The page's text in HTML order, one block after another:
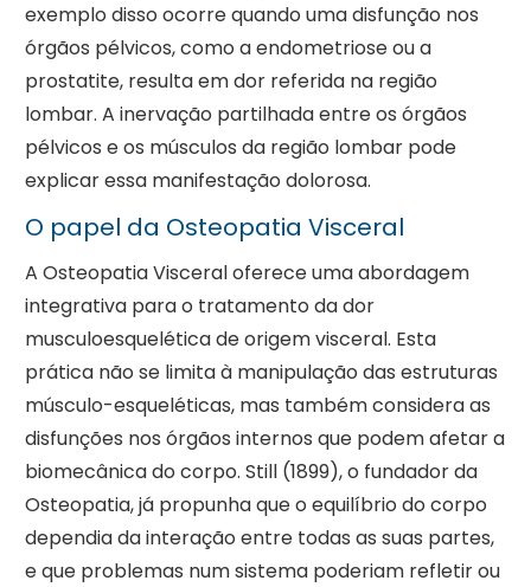
exemplo disso ocorre quando uma disfunção nos
órgãos pélvicos, como a endometriose ou a
prostatite, resulta em dor referida na região
lombar. A inervação partilhada entre os órgãos
pélvicos e os músculos da região lombar pode
explicar essa manifestação dolorosa.
O papel da Osteopatia Visceral
A Osteopatia Visceral oferece uma abordagem
integrativa para o tratamento da dor
musculoesquelética de origem visceral. Esta
prática não se limita à manipulação das estruturas
músculo-esqueléticas, mas também considera as
disfunções nos órgãos internos que podem afetar a
biomecânica do corpo. Still (1899), o fundador da
Osteopatia, já propunha que o equilíbrio do corpo
dependia da interação entre todas as suas partes,
e que problemas num sistema poderiam refletir ou